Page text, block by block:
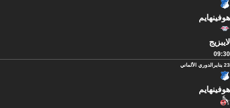
هوفينهايم
لايبزيج
09:30
23 يناير الدوري الألماني
هوفينهايم